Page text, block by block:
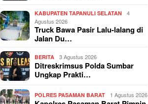
KABUPATEN TAPANULI SELATAN
4
Agustus 2026
Truck Bawa Pasir Lalu-lalang di
Jalan Du…
BERITA 3 Agustus 2026
Ditreskrimsus Polda Sumbar
Ungkap Prakti…
POLRES PASAMAN BARAT 1 Agustus 2026